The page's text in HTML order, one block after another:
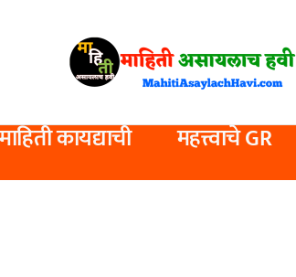
कायद्याची महत्त्वाचे GR